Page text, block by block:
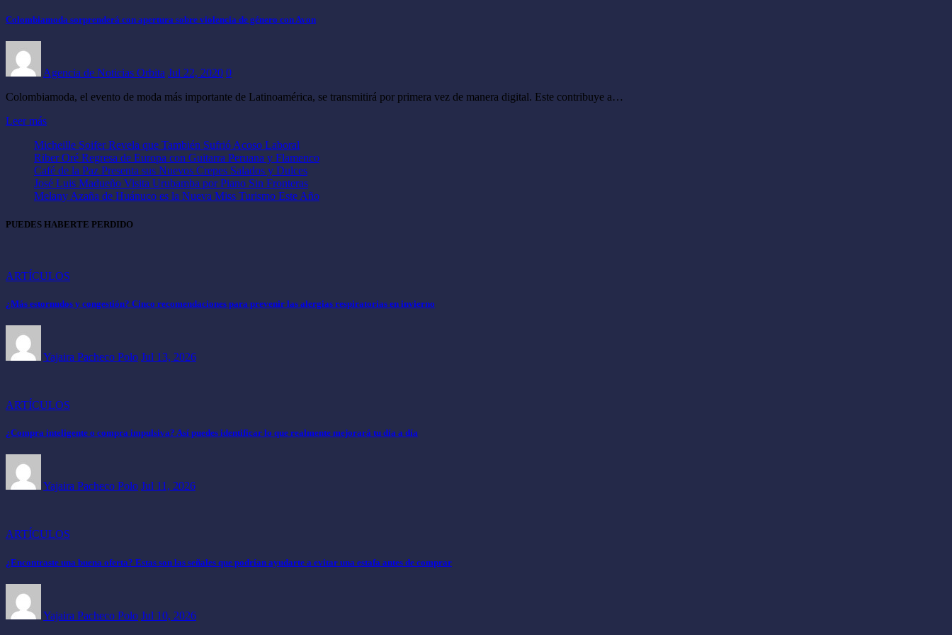
Colombiamoda sorprenderá con apertura sobre violencia de género con Avon
Agencia de Noticias Orbita Jul 22, 2020 0
Colombiamoda, el evento de moda más importante de Latinoamérica, se transmitirá por primera vez de manera digital. Este contribuye a…
Leer más
Micheille Soifer Revela que También Sufrió Acoso Laboral
Riber Oré Regresa de Europa con Guitarra Peruana y Flamenco
Café de la Paz Presenta sus Nuevos Crepes Salados y Dulces
José Luis Madueño Visita Urubamba por Piano Sin Fronteras
Melany Azaña de Huánuco es la Nueva Miss Turismo Este Año
PUEDES HABERTE PERDIDO
ARTÍCULOS
¿Más estornudos y congestión? Cinco recomendaciones para prevenir las alergias respiratorias en invierno
Yajaira Pacheco Polo Jul 13, 2026
ARTÍCULOS
¿Compra inteligente o compra impulsiva? Así puedes identificar lo que realmente mejorará tu día a día
Yajaira Pacheco Polo Jul 11, 2026
ARTÍCULOS
¿Encontraste una buena oferta? Estas son las señales que podrían ayudarte a evitar una estafa antes de comprar
Yajaira Pacheco Polo Jul 10, 2026